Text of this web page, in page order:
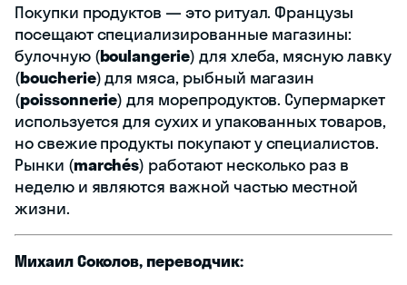
Покупки продуктов — это ритуал. Французы
посещают специализированные магазины:
булочную (boulangerie) для хлеба, мясную лавку
(boucherie) для мяса, рыбный магазин
(poissonnerie) для морепродуктов. Супермаркет
используется для сухих и упакованных товаров,
но свежие продукты покупают у специалистов.
Рынки (marchés) работают несколько раз в
неделю и являются важной частью местной
жизни.
Михаил Соколов, переводчик: